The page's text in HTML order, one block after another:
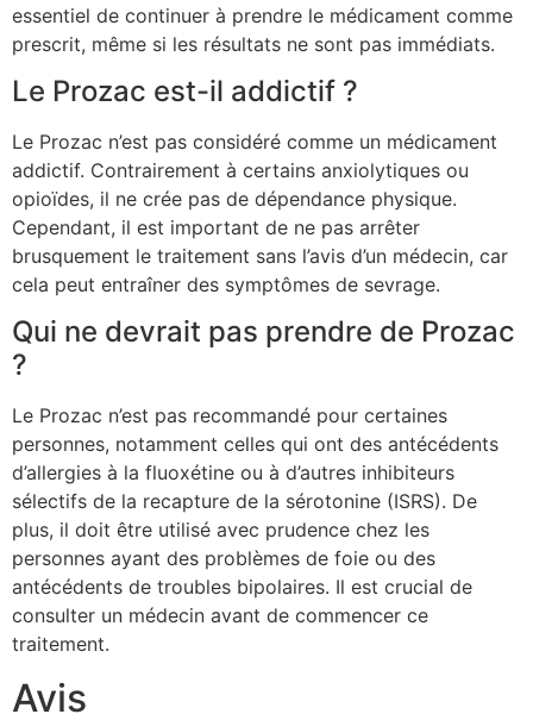
essentiel de continuer à prendre le médicament comme
prescrit, même si les résultats ne sont pas immédiats.
Le Prozac est-il addictif ?
Le Prozac n’est pas considéré comme un médicament
addictif. Contrairement à certains anxiolytiques ou
opioïdes, il ne crée pas de dépendance physique.
Cependant, il est important de ne pas arrêter
brusquement le traitement sans l’avis d’un médecin, car
cela peut entraîner des symptômes de sevrage.
Qui ne devrait pas prendre de Prozac
?
Le Prozac n’est pas recommandé pour certaines
personnes, notamment celles qui ont des antécédents
d’allergies à la fluoxétine ou à d’autres inhibiteurs
sélectifs de la recapture de la sérotonine (ISRS). De
plus, il doit être utilisé avec prudence chez les
personnes ayant des problèmes de foie ou des
antécédents de troubles bipolaires. Il est crucial de
consulter un médecin avant de commencer ce
traitement.
Avis